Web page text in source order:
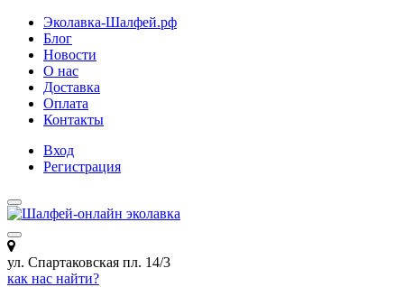
Эколавка-Шалфей.рф
Блог
Новости
О нас
Доставка
Оплата
Контакты
Вход
Регистрация
ул. Спартаковская пл. 14/3
как нас найти?